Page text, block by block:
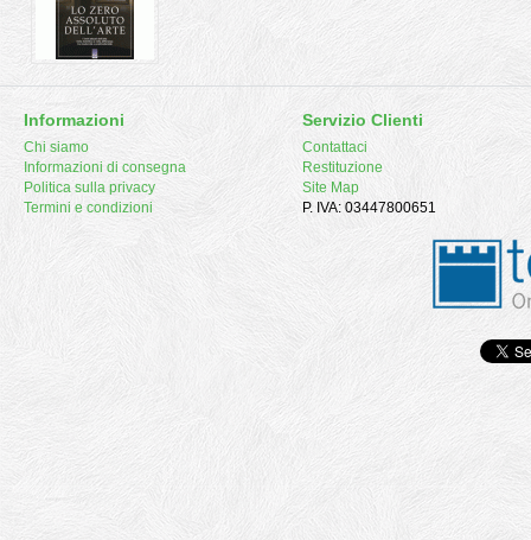
Informazioni
Chi siamo
Informazioni di consegna
Politica sulla privacy
Termini e condizioni
Servizio Clienti
Contattaci
Restituzione
Site Map
P. IVA: 03447800651